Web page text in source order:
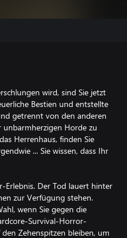
wird, sind Sie jetzt
Bestien und entstellte
getrennt von den anderen
Horde zu
Herrenhaus, finden Sie
... Sie wissen, dass Ihr
Erlebnis. Der Tod lauert hinter
zur Verfügung stehen.
wenn Sie gegen die
Survival-Horror-
Zehenspitzen bleiben, um